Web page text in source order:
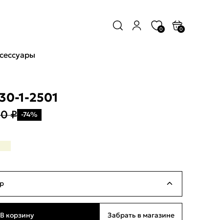
0 0
1-2501
₽ -74%
В корзину Забрать в магазине